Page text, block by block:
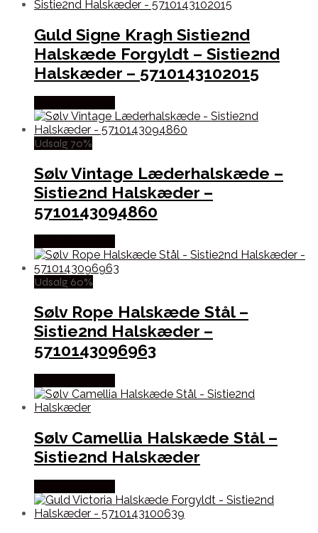
Guld Signe Kragh Sistie2nd
Halskæde Forgyldt – Sistie2nd
Halskæder – 5710143102015
Udsalg 70%
Sølv Vintage Læderhalskæde –
Sistie2nd Halskæder –
5710143094860
Udsalg 60%
Sølv Rope Halskæde Stål –
Sistie2nd Halskæder –
5710143096963
Sølv Camellia Halskæde Stål –
Sistie2nd Halskæder